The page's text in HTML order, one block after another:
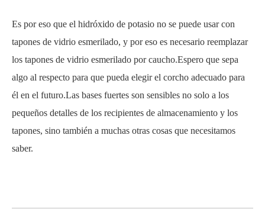
Es por eso que el hidróxido de potasio no se puede usar con
tapones de vidrio esmerilado, y por eso es necesario reemplazar
los tapones de vidrio esmerilado por caucho.Espero que sepa
algo al respecto para que pueda elegir el corcho adecuado para
él en el futuro.Las bases fuertes son sensibles no solo a los
pequeños detalles de los recipientes de almacenamiento y los
tapones, sino también a muchas otras cosas que necesitamos
saber.